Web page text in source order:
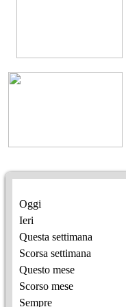
Oggi
Ieri
Questa settimana
Scorsa settimana
Questo mese
Scorso mese
Sempre